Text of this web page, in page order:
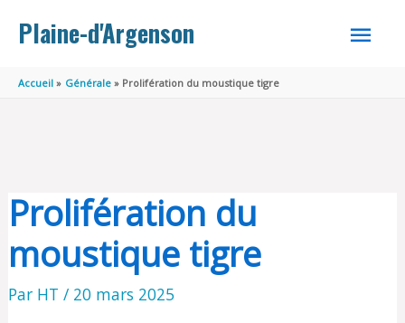
Plaine-d'Argenson
MENU
Accueil Générale Prolifération du moustique tigre
Prolifération du
moustique tigre
Par HT/ 20 mars 2025